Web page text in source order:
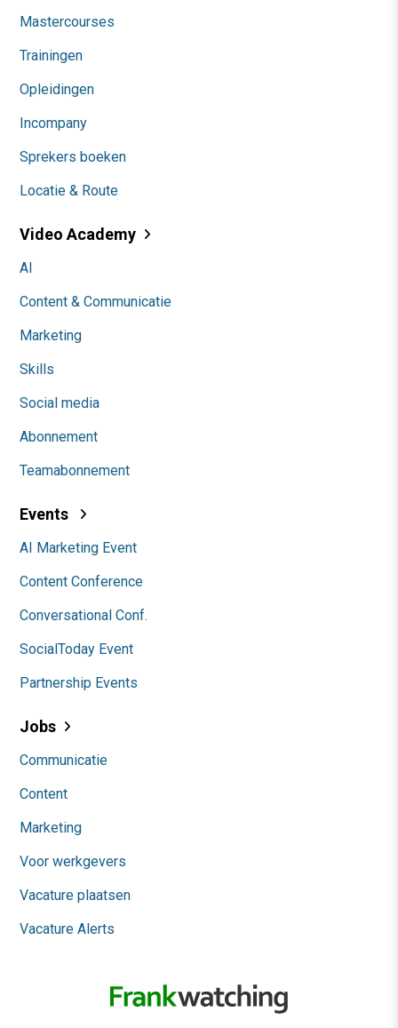
Mastercourses
Trainingen
Opleidingen
Incompany
Sprekers boeken
Locatie & Route
Video Academy
AI
Content & Communicatie
Marketing
Skills
Social media
Abonnement
Teamabonnement
Events
AI Marketing Event
Content Conference
Conversational Conf.
SocialToday Event
Partnership Events
Jobs
Communicatie
Content
Marketing
Voor werkgevers
Vacature plaatsen
Vacature Alerts